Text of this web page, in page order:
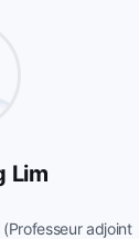
de la Société
interne
Lim
adjoint